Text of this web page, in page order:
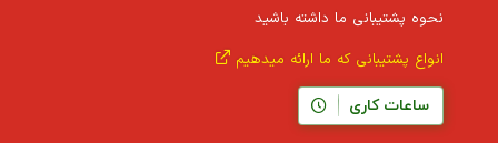
نحوه پشتیبانی ما داشته باشید
انواع پشتیبانی که ما ارائه میدهیم
ساعات کاری